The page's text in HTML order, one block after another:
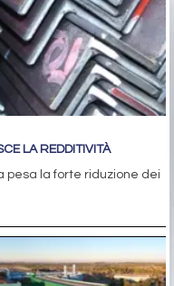
LA REDDITIVITÀ
pesa la forte riduzione dei